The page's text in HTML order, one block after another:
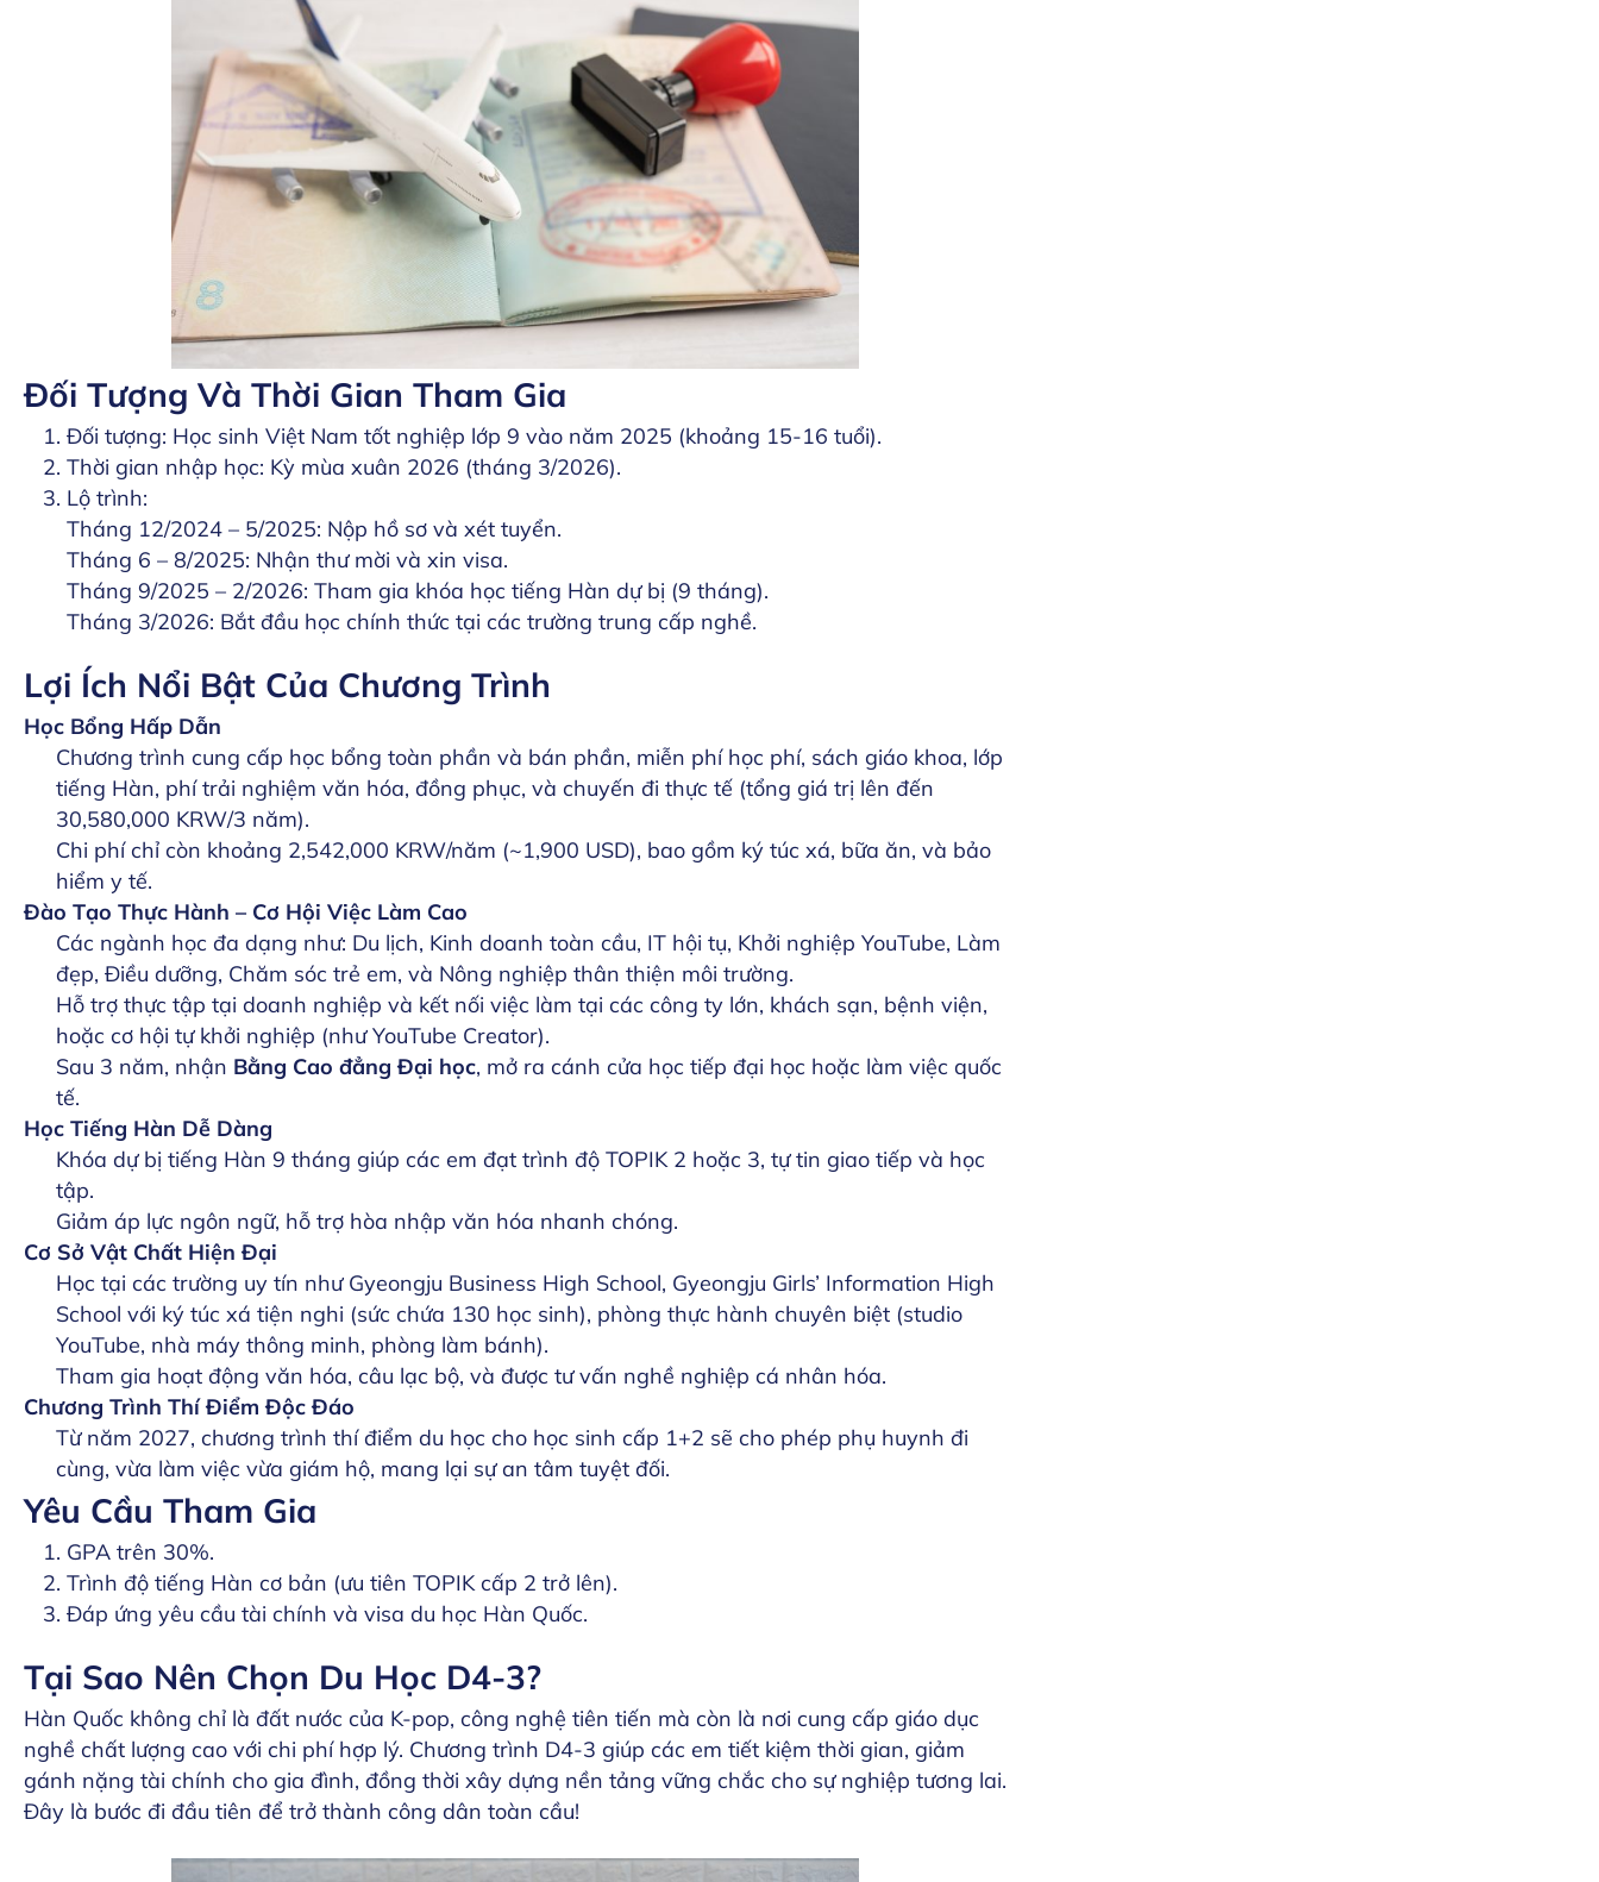
Đối Tượng Và Thời Gian Tham Gia
Đối tượng: Học sinh Việt Nam tốt nghiệp lớp 9 vào năm 2025 (khoảng 15-16 tuổi).
Thời gian nhập học: Kỳ mùa xuân 2026 (tháng 3/2026).
Lộ trình:
Tháng 12/2024 – 5/2025: Nộp hồ sơ và xét tuyển.
Tháng 6 – 8/2025: Nhận thư mời và xin visa.
Tháng 9/2025 – 2/2026: Tham gia khóa học tiếng Hàn dự bị (9 tháng).
Tháng 3/2026: Bắt đầu học chính thức tại các trường trung cấp nghề.
Lợi Ích Nổi Bật Của Chương Trình
Học Bổng Hấp Dẫn
Chương trình cung cấp học bổng toàn phần và bán phần, miễn phí học phí, sách giáo khoa, lớp
tiếng Hàn, phí trải nghiệm văn hóa, đồng phục, và chuyến đi thực tế (tổng giá trị lên đến
30,580,000 KRW/3 năm).
Chi phí chỉ còn khoảng 2,542,000 KRW/năm (~1,900 USD), bao gồm ký túc xá, bữa ăn, và bảo
hiểm y tế.
Đào Tạo Thực Hành – Cơ Hội Việc Làm Cao
Các ngành học đa dạng như: Du lịch, Kinh doanh toàn cầu, IT hội tụ, Khởi nghiệp YouTube, Làm
đẹp, Điều dưỡng, Chăm sóc trẻ em, và Nông nghiệp thân thiện môi trường.
Hỗ trợ thực tập tại doanh nghiệp và kết nối việc làm tại các công ty lớn, khách sạn, bệnh viện,
hoặc cơ hội tự khởi nghiệp (như YouTube Creator).
Sau 3 năm, nhận Bằng Cao đẳng Đại học, mở ra cánh cửa học tiếp đại học hoặc làm việc quốc
tế.
Học Tiếng Hàn Dễ Dàng
Khóa dự bị tiếng Hàn 9 tháng giúp các em đạt trình độ TOPIK 2 hoặc 3, tự tin giao tiếp và học
tập.
Giảm áp lực ngôn ngữ, hỗ trợ hòa nhập văn hóa nhanh chóng.
Cơ Sở Vật Chất Hiện Đại
Học tại các trường uy tín như Gyeongju Business High School, Gyeongju Girls’ Information High
School với ký túc xá tiện nghi (sức chứa 130 học sinh), phòng thực hành chuyên biệt (studio
YouTube, nhà máy thông minh, phòng làm bánh).
Tham gia hoạt động văn hóa, câu lạc bộ, và được tư vấn nghề nghiệp cá nhân hóa.
Chương Trình Thí Điểm Độc Đáo
Từ năm 2027, chương trình thí điểm du học cho học sinh cấp 1+2 sẽ cho phép phụ huynh đi
cùng, vừa làm việc vừa giám hộ, mang lại sự an tâm tuyệt đối.
Yêu Cầu Tham Gia
GPA trên 30%.
Trình độ tiếng Hàn cơ bản (ưu tiên TOPIK cấp 2 trở lên).
Đáp ứng yêu cầu tài chính và visa du học Hàn Quốc.
Tại Sao Nên Chọn Du Học D4-3?
Hàn Quốc không chỉ là đất nước của K-pop, công nghệ tiên tiến mà còn là nơi cung cấp giáo dục
nghề chất lượng cao với chi phí hợp lý. Chương trình D4-3 giúp các em tiết kiệm thời gian, giảm
gánh nặng tài chính cho gia đình, đồng thời xây dựng nền tảng vững chắc cho sự nghiệp tương lai.
Đây là bước đi đầu tiên để trở thành công dân toàn cầu!